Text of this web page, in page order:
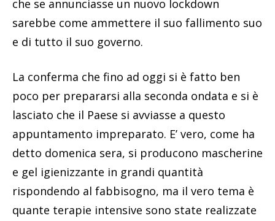
che se annunciasse un nuovo lockdown
sarebbe come ammettere il suo fallimento suo
e di tutto il suo governo.
La conferma che fino ad oggi si è fatto ben
poco per prepararsi alla seconda ondata e si è
lasciato che il Paese si avviasse a questo
appuntamento impreparato. E’ vero, come ha
detto domenica sera, si producono mascherine
e gel igienizzante in grandi quantità
rispondendo al fabbisogno, ma il vero tema è
quante terapie intensive sono state realizzate